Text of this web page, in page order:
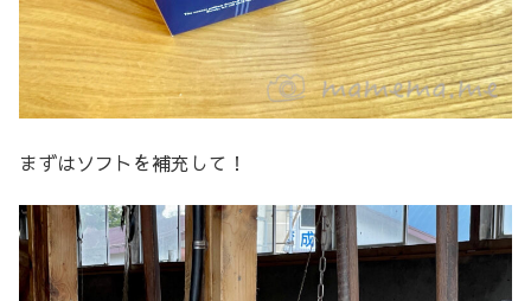
まずはソフトを補充して！